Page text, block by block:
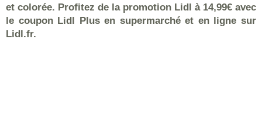
et colorée. Profitez de la promotion Lidl à 14,99€ avec
le coupon Lidl Plus en supermarché et en ligne sur
Lidl.fr.